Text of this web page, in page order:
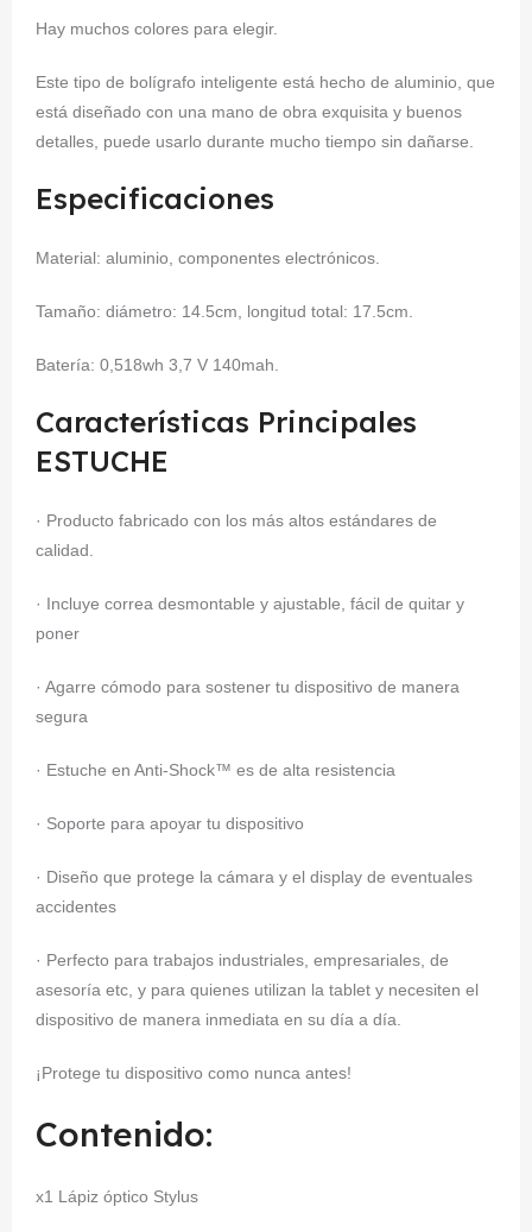
Hay muchos colores para elegir.
Este tipo de bolígrafo inteligente está hecho de aluminio, que
está diseñado con una mano de obra exquisita y buenos
detalles, puede usarlo durante mucho tiempo sin dañarse.
Especificaciones
Material: aluminio, componentes electrónicos.
Tamaño: diámetro: 14.5cm, longitud total: 17.5cm.
Batería: 0,518wh 3,7 V 140mah.
Características Principales
ESTUCHE
· Producto fabricado con los más altos estándares de
calidad.
· Incluye correa desmontable y ajustable, fácil de quitar y
poner
· Agarre cómodo para sostener tu dispositivo de manera
segura
· Estuche en Anti-Shock™ es de alta resistencia
· Soporte para apoyar tu dispositivo
· Diseño que protege la cámara y el display de eventuales
accidentes
· Perfecto para trabajos industriales, empresariales, de
asesoría etc, y para quienes utilizan la tablet y necesiten el
dispositivo de manera inmediata en su día a día.
¡Protege tu dispositivo como nunca antes!
Contenido:
x1 Lápiz óptico Stylus